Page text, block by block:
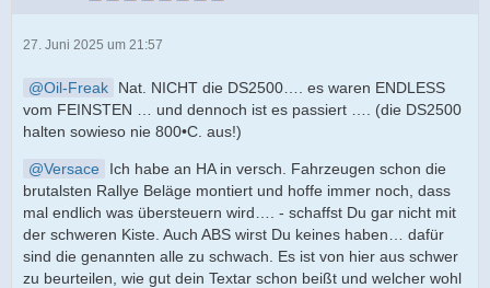
27. Juni 2025 um 21:57
Oil-Freak
Nat. NICHT die DS2500…. es waren ENDLESS
vom FEINSTEN … und dennoch ist es passiert …. (die DS2500
halten sowieso nie 800•C. aus!)
Versace
Ich habe an HA in versch. Fahrzeugen schon die
brutalsten Rallye Beläge montiert und hoffe immer noch, dass
mal endlich was übersteuern wird…. - schaffst Du gar nicht mit
der schweren Kiste. Auch ABS wirst Du keines haben… dafür
sind die genannten alle zu schwach. Es ist von hier aus schwer
zu beurteilen, wie gut dein Textar schon beißt und welcher wohl